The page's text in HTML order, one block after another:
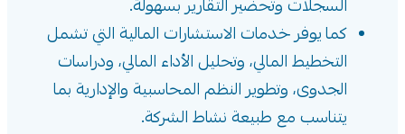
السجلات وتحضير التقارير بسهولة.
كما يوفر خدمات الاستشارات المالية التي تشمل
التخطيط المالي، وتحليل الأداء المالي، ودراسات
الجدوى، وتطوير النظم المحاسبية والإدارية بما
يتناسب مع طبيعة نشاط الشركة.